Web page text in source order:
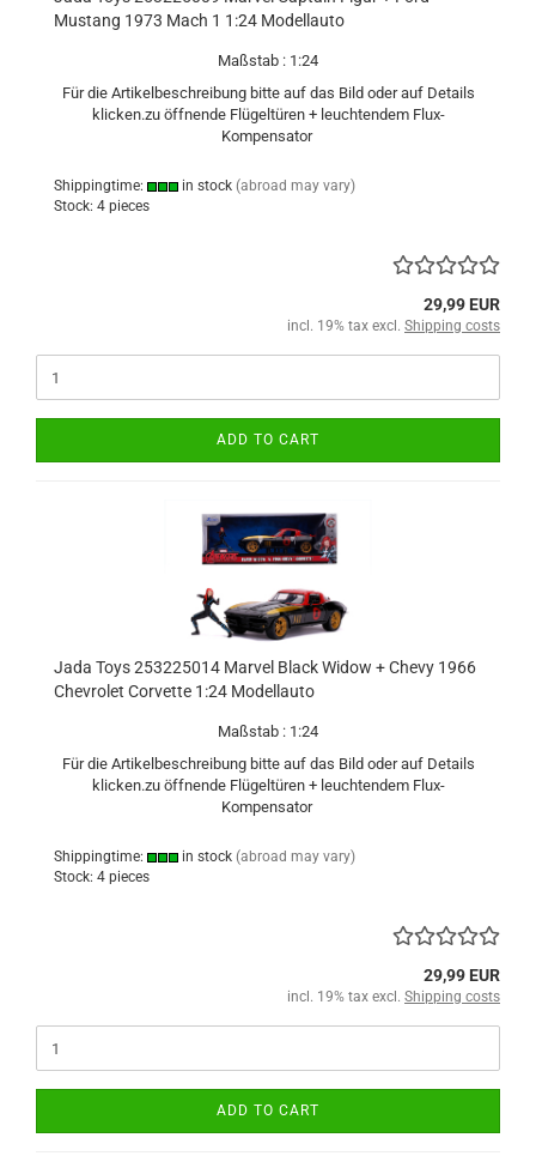
Mustang 1973 Mach 1 1:24 Modellauto
Maßstab : 1:24
Für die Artikelbeschreibung bitte auf das Bild oder auf Details
klicken.zu öffnende Flügeltüren + leuchtendem Flux-
Kompensator
Shippingtime: in stock (abroad may vary)
Stock: 4 pieces
29,99 EUR
incl. 19% tax excl. Shipping costs
ADD TO CART
Jada Toys 253225014 Marvel Black Widow + Chevy 1966
Chevrolet Corvette 1:24 Modellauto
Maßstab : 1:24
Für die Artikelbeschreibung bitte auf das Bild oder auf Details
klicken.zu öffnende Flügeltüren + leuchtendem Flux-
Kompensator
Shippingtime: in stock (abroad may vary)
Stock: 4 pieces
29,99 EUR
incl. 19% tax excl. Shipping costs
ADD TO CART